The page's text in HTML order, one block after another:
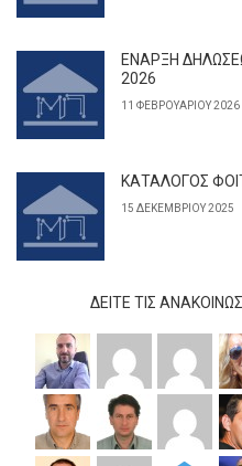
ΕΝΑΡΞΗ
2026
11 ΦΕΒΡΟΥΑΡΊΟΥ 2026
ΚΑΤΑΛΟΓΟΣ
15 ΔΕΚΕΜΒΡΊΟΥ 2025
ΔΕΊΤΕ ΤΙΣ